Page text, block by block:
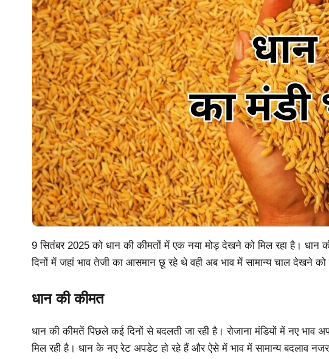
9 सितंबर 2025 को धान की कीमतों में एक नया मोड़ देखने को मिल रहा है।
दिनों में जहां भाव तेजी का आसमान छू रहे थे वही अब भाव में सामान्य चाल देखने को
धान की कीमत
धान की कीमतें पिछले कई दिनों से बदलती जा रही है। रोजाना मंडियों में नए भाव
मिल रही है। धान के नए रेट अपडेट हो रहे हैं और ऐसे में भाव में सामान्य बदलाव